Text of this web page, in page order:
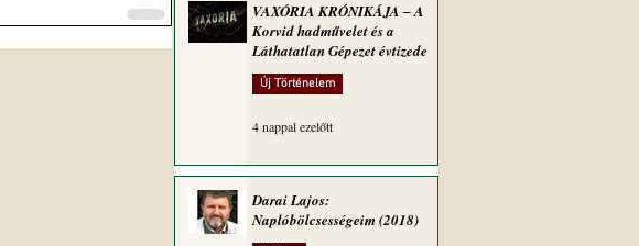
VAXÓRIA KRÓNIKÁJA ‒ A
Korvid hadművelet és a
Láthatatlan Gépezet évtizede
Új Történelem
4 nappal ezelőtt
Darai Lajos:
Naplóbölcsességeim (2018)